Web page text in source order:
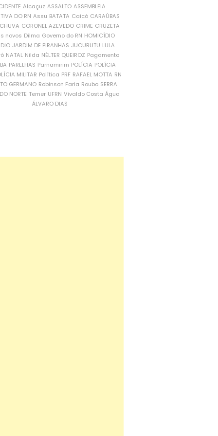
Alcaçuz ASSALTO ASSEMBLEIA
DO RN Assu BATATA Caicó CARAÚBAS
CORONEL AZEVEDO CRIME CRUZETA
novos Dilma Governo do RN HOMICÍDIO
JARDIM DE PIRANHAS JUCURUTU LULA
NATAL Nilda NÉLTER QUEIROZ Pagamento
PARELHAS Parnamirim POLÍCIA POLÍCIA
MILITAR Política PRF RAFAEL MOTTA RN
GERMANO Robinson Faria Roubo SERRA
NORTE Temer UFRN Vivaldo Costa Água
ÁLVARO DIAS